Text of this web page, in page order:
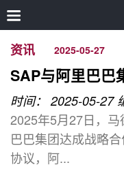
资讯 2025-05-27
SAP与阿里巴巴
时间： 2025-05-27
2025年5月27日，
巴巴集团达成战略
协议，阿...